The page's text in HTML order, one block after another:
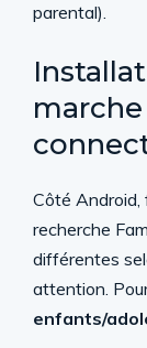
parental).
Côté Android,
recherche
différentes
attention.
enfants/